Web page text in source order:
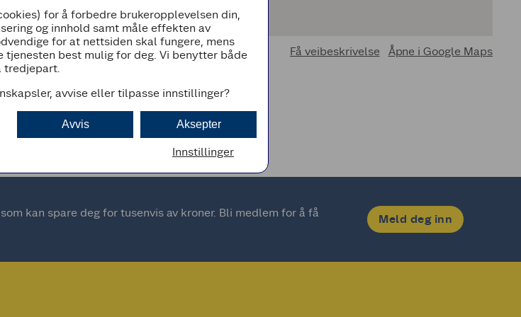
Få veibeskrivelse Åpne i Google Maps
kan spare deg for tusenvis av kroner. Bli medlem for å få
Meld deg inn
for å forbedre brukeropplevelsen din,
og innhold samt måle effekten av
for at nettsiden skal fungere, mens
tjenesten best mulig for deg. Vi benytter både
tredjepart.
avvise eller tilpasse innstillinger?
Aksepter
Avvis
Innstillinger